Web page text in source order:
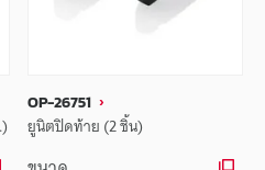
OP-26751
ยูนิตปิดท้าย (2 ชิ้น)